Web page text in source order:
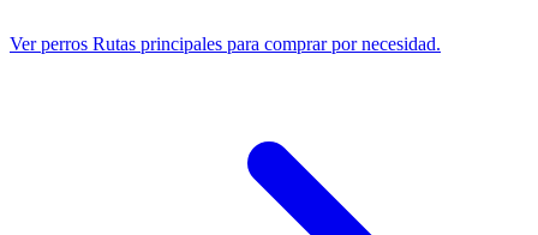
Ver perros Rutas principales para comprar por necesidad.